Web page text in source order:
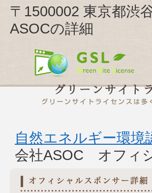
〒1500002 東京都渋
ASOCの詳細
自然エネルギー環境
会社ASOC オフィ